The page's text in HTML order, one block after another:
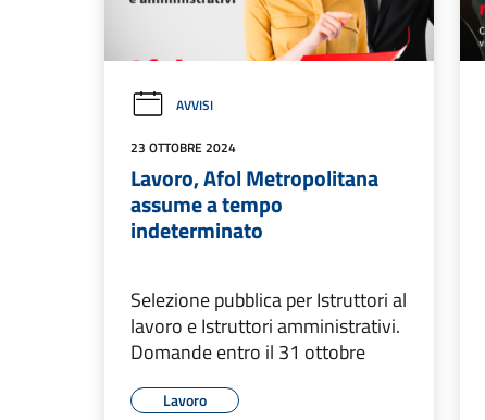
AVVISI
23 OTTOBRE 2024
Lavoro, Afol Metropolitana
assume a tempo
indeterminato
Selezione pubblica per Istruttori al
lavoro e Istruttori amministrativi.
Domande entro il 31 ottobre
Lavoro